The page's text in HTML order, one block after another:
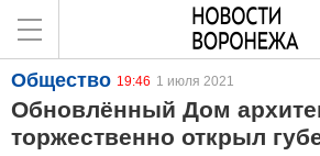
Общество 19:46 1 июля 2021
Обновлённый Дом
торжественно открыл